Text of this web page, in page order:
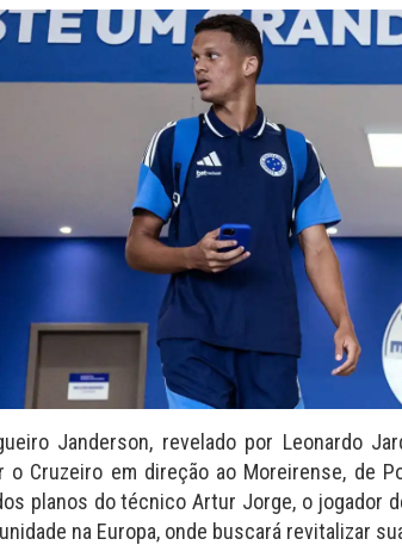
Janderson, revelado por Leonardo
o Cruzeiro em direção ao Moreirense, de
planos do técnico Artur Jorge, o jogador
na Europa, onde buscará revitalizar